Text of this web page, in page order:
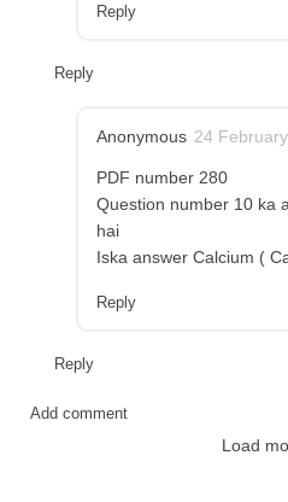
Reply
Reply
Anonymous 24
PDF number 280
Question number 10 ka
hai
Iska answer Calcium (
Reply
Reply
Add comment
Load